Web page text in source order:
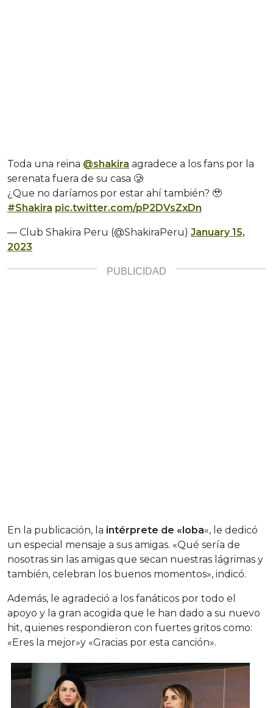
Toda una reina @shakira agradece a los fans por la
serenata fuera de su casa 🥲
¿Que no daríamos por estar ahí también? 🥹
#Shakira pic.twitter.com/pP2DVsZxDn
— Club Shakira Peru (@ShakiraPeru) January 15,
2023
En la publicación, la intérprete de «loba«, le dedicó
un especial mensaje a sus amigas. «Qué sería de
nosotras sin las amigas que secan nuestras lágrimas y
también, celebran los buenos momentos», indicó.
Además, le agradeció a los fanáticos por todo el
apoyo y la gran acogida que le han dado a su nuevo
hit, quienes respondieron con fuertes gritos como:
«Eres la mejor»y «Gracias por esta canción».